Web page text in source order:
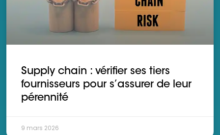
Supply chain : vérifier ses tiers
fournisseurs pour s’assurer de leur
pérennité
9 mars 2026